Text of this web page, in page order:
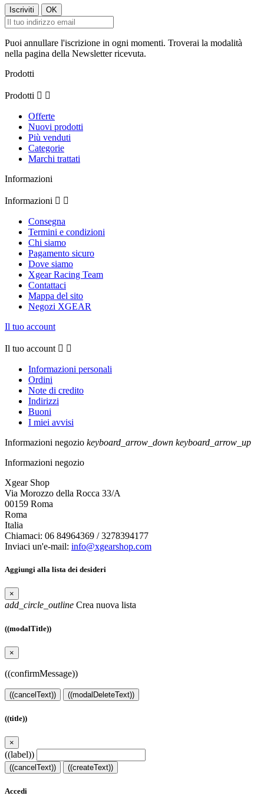
Puoi annullare l'iscrizione in ogni momenti. Troverai la modalità
nella pagina della Newsletter ricevuta.
Prodotti
Prodotti  
Offerte
Nuovi prodotti
Più venduti
Categorie
Marchi trattati
Informazioni
Informazioni  
Consegna
Termini e condizioni
Chi siamo
Pagamento sicuro
Dove siamo
Xgear Racing Team
Contattaci
Mappa del sito
Negozi XGEAR
Il tuo account
Il tuo account  
Informazioni personali
Ordini
Note di credito
Indirizzi
Buoni
I miei avvisi
Informazioni negozio keyboard_arrow_down keyboard_arrow_up
Informazioni negozio
Xgear Shop
Via Morozzo della Rocca 33/A
00159 Roma
Roma
Italia
Chiamaci: 06 84964369 / 3278394177
Inviaci un'e-mail: info@xgearshop.com
Aggiungi alla lista dei desideri
×
add_circle_outline Crea nuova lista
((modalTitle))
×
((confirmMessage))
((cancelText)) ((modalDeleteText))
((title))
×
((label))
((cancelText)) ((createText))
Accedi